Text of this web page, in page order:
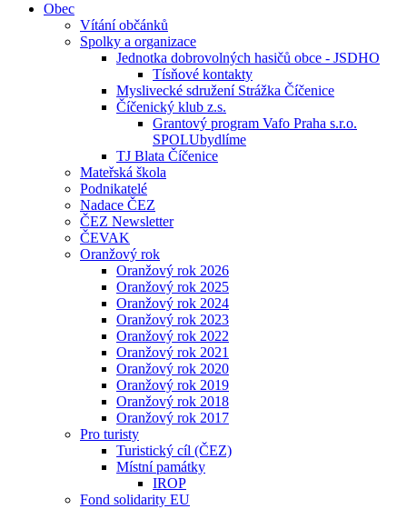
Obec
Vítání občánků
Spolky a organizace
Jednotka dobrovolných hasičů obce - JSDHO
Tísňové kontakty
Myslivecké sdružení Strážka Číčenice
Číčenický klub z.s.
Grantový program Vafo Praha s.r.o.
SPOLUbydlíme
TJ Blata Číčenice
Mateřská škola
Podnikatelé
Nadace ČEZ
ČEZ Newsletter
ČEVAK
Oranžový rok
Oranžový rok 2026
Oranžový rok 2025
Oranžový rok 2024
Oranžový rok 2023
Oranžový rok 2022
Oranžový rok 2021
Oranžový rok 2020
Oranžový rok 2019
Oranžový rok 2018
Oranžový rok 2017
Pro turisty
Turistický cíl (ČEZ)
Místní památky
IROP
Fond solidarity EU